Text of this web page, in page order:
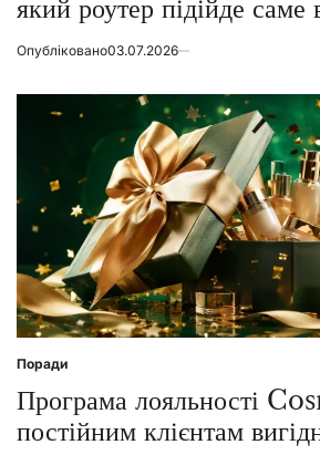
який роутер підійде саме
Опубліковано03.07.2026
Posted
in
Поради
Програма лояльності
постійним клієнтам